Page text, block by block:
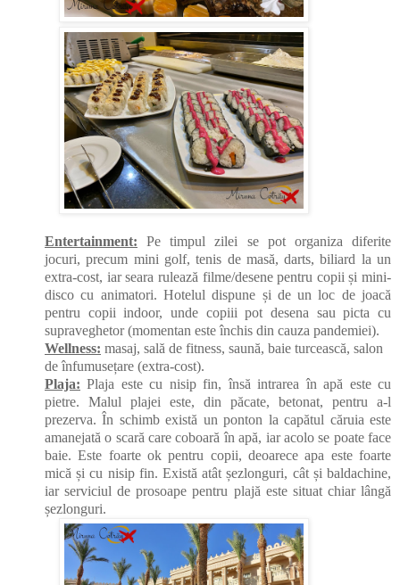
Entertainment: Pe timpul zilei se pot organiza diferite
jocuri, precum mini golf, tenis de masă, darts, biliard la un
extra-cost, iar seara rulează filme/desene pentru copii și mini-
disco cu animatori. Hotelul dispune și de un loc de joacă
pentru copii indoor, unde copiii pot desena sau picta cu
supraveghetor (momentan este închis din cauza pandemiei).
Wellness: masaj, sală de fitness, saună, baie turcească, salon
de înfumusețare (extra-cost).
Plaja: Plaja este cu nisip fin, însă intrarea în apă este cu
pietre. Malul plajei este, din păcate, betonat, pentru a-l
prezerva. În schimb există un ponton la capătul căruia este
amanejată o scară care coboară în apă, iar acolo se poate face
baie. Este foarte ok pentru copii, deoarece apa este foarte
mică și cu nisip fin. Există atât șezlonguri, cât și baldachine,
iar serviciul de prosoape pentru plajă este situat chiar lângă
șezlonguri.